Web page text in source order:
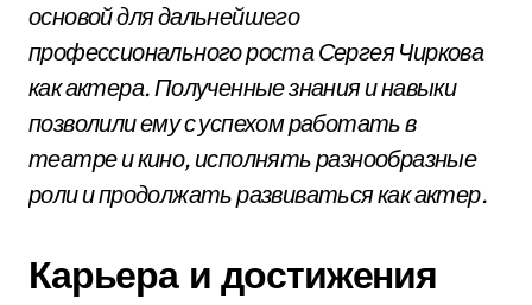
основой для дальнейшего
профессионального роста Сергея Чиркова
как актера. Полученные знания и навыки
позволили ему с успехом работать в
театре и кино, исполнять разнообразные
роли и продолжать развиваться как актер.
Карьера и достижения